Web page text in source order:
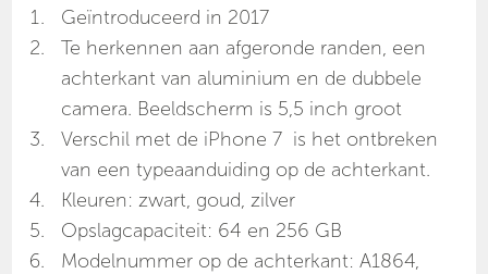
Geïntroduceerd in 2017
Te herkennen aan afgeronde randen, een
achterkant van aluminium en de dubbele
camera. Beeldscherm is 5,5 inch groot
Verschil met de iPhone 7 is het ontbreken
van een typeaanduiding op de achterkant.
Kleuren: zwart, goud, zilver
Opslagcapaciteit: 64 en 256 GB
Modelnummer op de achterkant: A1864,